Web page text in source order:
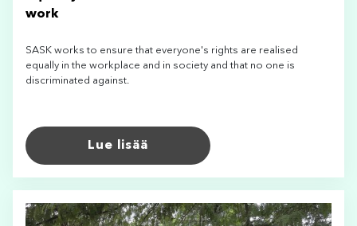
work
SASK works to ensure that everyone's rights are realised
equally in the workplace and in society and that no one is
discriminated against.
Lue lisää